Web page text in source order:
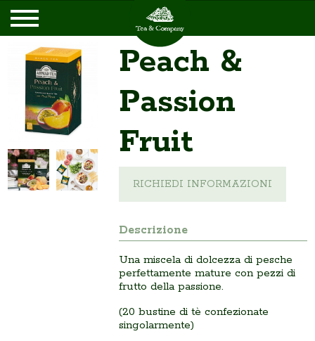
Peach &
Passion
Fruit
RICHIEDI INFORMAZIONI
Descrizione
Una miscela di dolcezza di pesche
perfettamente mature con pezzi di
frutto della passione.
(20 bustine di tè confezionate
singolarmente)